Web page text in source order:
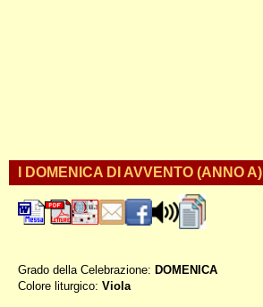
I DOMENICA DI AVVENTO (ANNO A)
Grado della Celebrazione: DOMENICA
Colore liturgico: Viola